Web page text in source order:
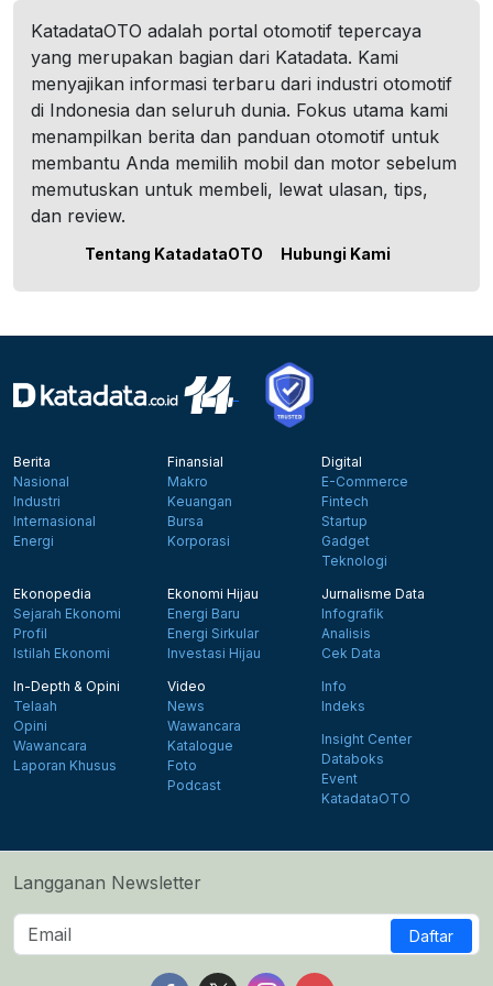
KatadataOTO adalah portal otomotif tepercaya
yang merupakan bagian dari Katadata. Kami
menyajikan informasi terbaru dari industri otomotif
di Indonesia dan seluruh dunia. Fokus utama kami
menampilkan berita dan panduan otomotif untuk
membantu Anda memilih mobil dan motor sebelum
memutuskan untuk membeli, lewat ulasan, tips,
dan review.
Tentang KatadataOTO Hubungi Kami
Berita
Nasional
Industri
Internasional
Energi
Finansial
Makro
Keuangan
Bursa
Korporasi
Digital
E-Commerce
Fintech
Startup
Gadget
Teknologi
Ekonopedia
Sejarah Ekonomi
Profil
Istilah Ekonomi
Ekonomi Hijau
Energi Baru
Energi Sirkular
Investasi Hijau
Jurnalisme Data
Infografik
Analisis
Cek Data
In-Depth & Opini
Telaah
Opini
Wawancara
Laporan Khusus
Video
News
Wawancara
Katalogue
Foto
Podcast
Info
Indeks
Insight Center
Databoks
Event
KatadataOTO
Langganan Newsletter
Daftar